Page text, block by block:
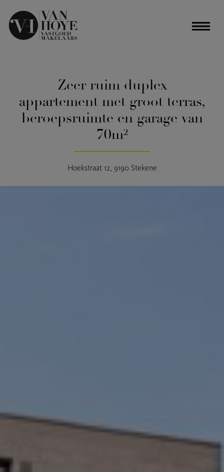
Zeer ruim duplex
appartement met groot terras,
beroepsruimte en garage van
70m²
Hoekstraat 12, 9190 Stekene